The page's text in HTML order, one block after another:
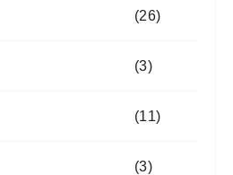
(26)
(3)
(11)
(3)